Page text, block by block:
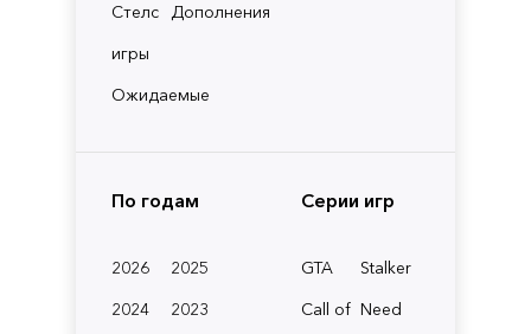
Стелс
игры
Дополнения
Ожидаемые
По годам
2026
2025
2024
2023
Серии игр
GTA
Stalker
Call of Need